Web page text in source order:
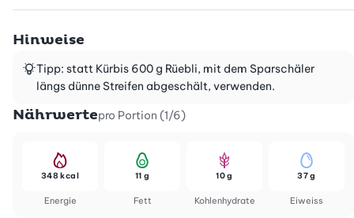
Hinweise
Tipp: statt Kürbis 600 g Rüebli, mit dem Sparschäler
längs dünne Streifen abgeschält, verwenden.
Nährwertepro Portion (1/6)
Energie
348 kcal
Fett
11 g
Kohlenhydrate
10 g
Eiweiss
37 g